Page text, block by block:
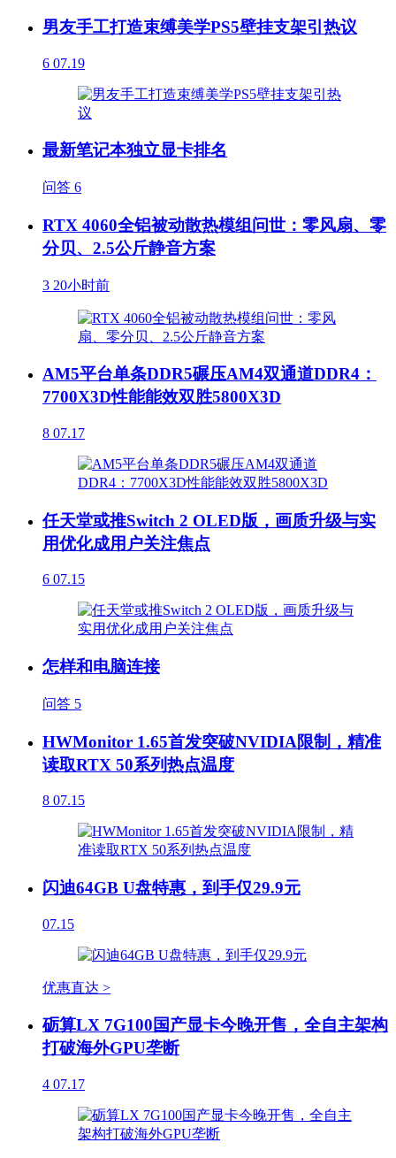
男友手工打造束缚美学PS5壁挂支架引热议
6 07.19
最新笔记本独立显卡排名
问答 6
RTX 4060全铝被动散热模组问世：零风扇、零
分贝、2.5公斤静音方案
3 20小时前
AM5平台单条DDR5碾压AM4双通道DDR4：
7700X3D性能能效双胜5800X3D
8 07.17
任天堂或推Switch 2 OLED版，画质升级与实
用优化成用户关注焦点
6 07.15
怎样和电脑连接
问答 5
HWMonitor 1.65首发突破NVIDIA限制，精准
读取RTX 50系列热点温度
8 07.15
闪迪64GB U盘特惠，到手仅29.9元
07.15
优惠直达 >
砺算LX 7G100国产显卡今晚开售，全自主架构
打破海外GPU垄断
4 07.17